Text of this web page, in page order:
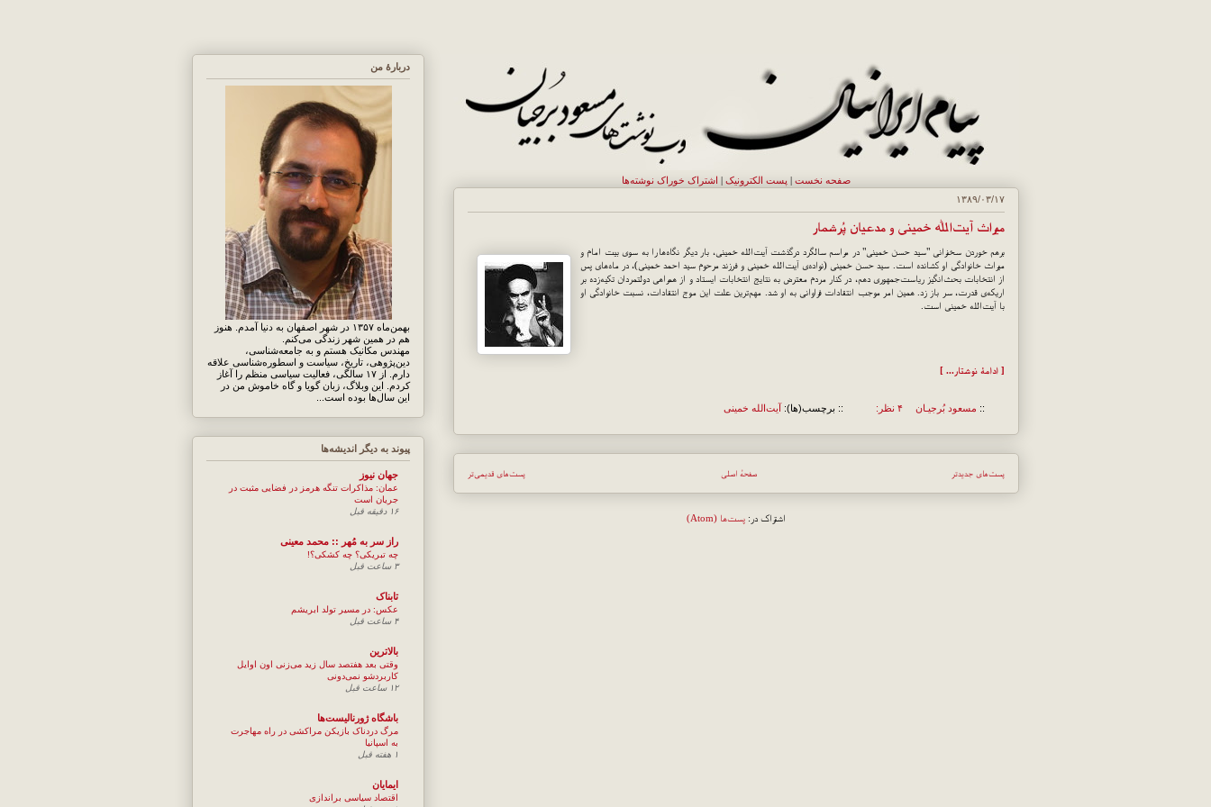
صفحه نخست | پست الکترونيک | اشتراک خوراک نوشته‌ها
۱۳۸۹/۰۳/۱۷
میراث آیت‌الله خمینی و مدعیان پُر‌شمار
برهم خوردن سخنرانی "سید حسن خمینی" در مراسم سالگرد درگذشت آیت‌الله خمینی، بار دیگر نگاه‌ها را به سوی بیت امام و
میراث خانوادگی او کشانده است. سید حسن خمینی (نواده‌ی آیت‌الله خمینی و فرزند مرحوم سید احمد خمینی)، در ماه‌های پس
از انتخابات بحث‌انگیز ریاست‌جمهوری دهم، در کنار مردم معترض به نتایج انتخابات ایستاد و از همراهی دولتمردان تکیه‌زده بر
اریکه‌ی قدرت، سر باز زد. همین امر موجب انتقادات فراوانی به او شد. مهم‌ترین علت این موج انتقادات، نسبت خانوادگی او
با آیت‌الله خمینی است.
[ ادامهٔ نوشتار... ]
:: مسعود بُرجيـان ۴ نظر: :: برچسب(ها): آیت‌الله خمینی
پست‌های جدیدتر پست‌های قدیمی‌تر صفحهٔ اصلی
اشتراک در: پست‌ها (Atom)
دربارهٔ من
بهمن‌ماه ۱۳۵۷ در شهر اصفهان به دنیا آمدم. هنوز
هم در همین شهر زندگی می‌کنم.
مهندس مکانیک هستم و به جامعه‌شناسی،
دین‌پژوهی، تاریخ، سیاست و اسطوره‌شناسی علاقه
دارم. از ۱۷ سالگی، فعالیت سیاسی منظم را آغاز
کردم. این وبلاگ، زبان گویا و گاه خاموش من در
این سال‌ها بوده است...
پيوند به ديگر انديشه‌ها
جهان نيوز
عمان: مذاکرات تنگه هرمز در فضایی مثبت در
جریان است
۱۶ دقیقه قبل
راز سر به مُهر :: محمد معینی
چه تبریکی؟ چه کشکی؟!
۳ ساعت قبل
تابناک
عکس: در مسیر تولد ابریشم
۴ ساعت قبل
بالاترین
وقتی بعد هفتصد سال زید می‌زنی اون اوایل
کاربردشو نمی‌دونی
۱۲ ساعت قبل
باشگاه ژورنالیست‌ها
مرگ دردناک بازیکن مراکشی در راه مهاجرت
به اسپانیا
۱ هفته قبل
ایمایان
اقتصاد سیاسی براندازی